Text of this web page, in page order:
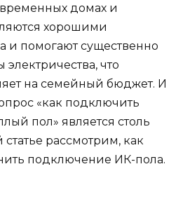
домах и
хорошими
и помогают существенно
что
на семейный бюджет. И
«как подключить
пол» является столь
рассмотрим, как
подключение ИК-пола.